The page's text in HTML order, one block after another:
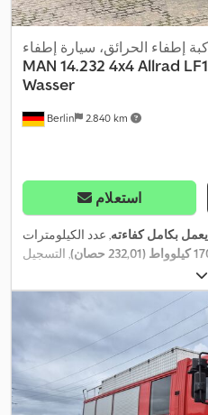
Berlin 2.840 km
إطفاء الحرائق، سيارة إطفاء
MAN 14.232 4x4 Allrad
Wasser
استعلام
يعمل بكامل كفاءته, عدد الكيلومترات
حصان)
, التسجيل
, الوزن الإجمالي:
المحور:4x4 ميكانيكي, سنة الصنع:
رباعي, سخان التدفئة أثناء التوقف